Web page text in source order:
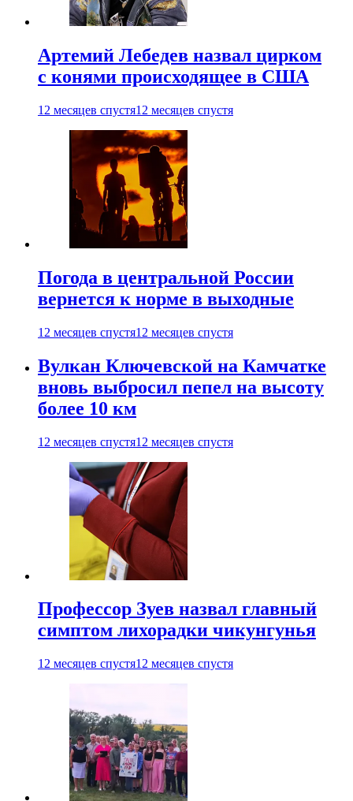
Артемий Лебедев назвал цирком
с конями происходящее в США
12 месяцев спустя12 месяцев спустя
Погода в центральной России
вернется к норме в выходные
12 месяцев спустя12 месяцев спустя
Вулкан Ключевской на Камчатке
вновь выбросил пепел на высоту
более 10 км
12 месяцев спустя12 месяцев спустя
Профессор Зуев назвал главный
симптом лихорадки чикунгунья
12 месяцев спустя12 месяцев спустя